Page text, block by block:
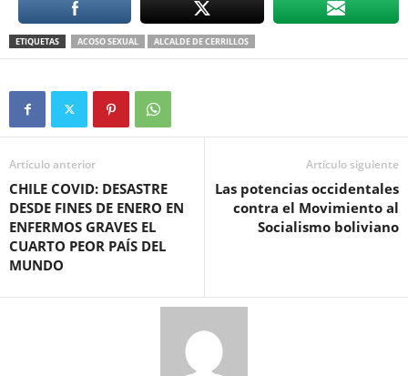
ETIQUETAS ACOSO SEXUAL ALCALDE DE CERRILLOS
Artículo anterior
CHILE COVID: DESASTRE
DESDE FINES DE ENERO EN
ENFERMOS GRAVES EL
CUARTO PEOR PAÍS DEL
MUNDO
Artículo siguiente
Las potencias occidentales
contra el Movimiento al
Socialismo boliviano